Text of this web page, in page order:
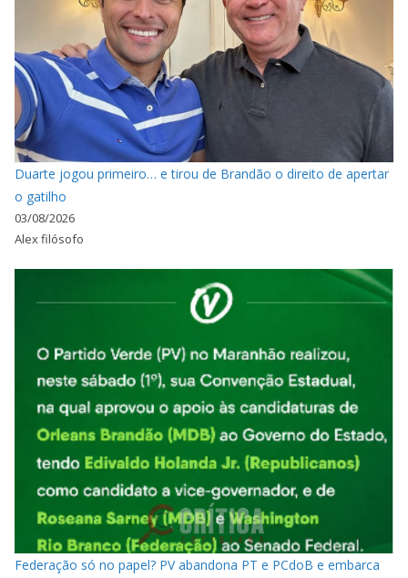
Duarte jogou primeiro… e tirou de Brandão o direito de apertar
o gatilho
03/08/2026
Alex filósofo
Federação só no papel? PV abandona PT e PCdoB e embarca